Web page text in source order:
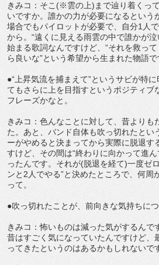
きみコ：そこ(※雲の上)まで辿り着くっ
いですか。誰かの力が必要になるという
場合でもパイロットが必要で、自分1人
から。“遠くに見える雨雲の中で誰かが
始まる歌詞なんですけど、“それを救っ
ら良いな”という希望から生まれた物語で
●“上昇気流を捕まえて”というサビが特
てもさらに上を目指すというポジティブ
フレーズかなと。
きみコ：色んなことに対して、昔よりも
た。あと、バンド自体も吹っ切れたとい
ーがやめると決まってから実際に脱退す
すけど、その間は“終わりに向かって進
ったんです。それが(脱退を経て)一度ゼ
ンと2人でやる”と決めたところで、何周
って。
●吹っ切れたことが、前向きな気持ちにつ
きみコ：怖いものは減った気がするんで
昔はすごく気になっていたんですけど、
ってきたというのはあるかもしれないで